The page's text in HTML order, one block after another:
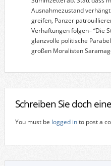
Ausnahmezustand
greifen, Panzer
Verhaftungen folgen– “Die
glanzvolle politische
großen Moralisten
Schreiben Sie doch
You must be logged into post a